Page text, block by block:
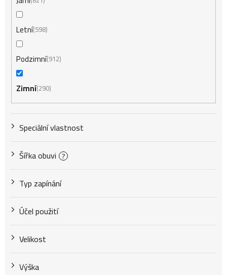
Letní598
Podzimní912
Zimní 290
Speciální vlastnost
Šířka obuvi ?
Typ zapínání
Účel použití
Velikost
Výška